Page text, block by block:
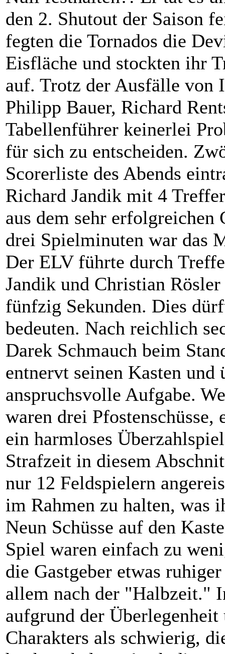
den 2. Shutout der Saison
fegten die Tornados die
Eisfläche und stockten ihr
auf. Trotz der Ausfälle von
Philipp Bauer, Richard
Tabellenführer keinerlei
für sich zu entscheiden.
Scorerliste des Abends
Richard Jandik mit 4
aus dem sehr erfolgreichen
drei Spielminuten war das
Der ELV führte durch
Jandik und Christian
fünfzig Sekunden. Dies
bedeuten. Nach reichlich
Darek Schmauch beim
entnervt seinen Kasten und
anspruchsvolle Aufgabe.
waren drei
ein harmloses
Strafzeit in diesem
nur 12 Feldspielern
im Rahmen zu halten, was
Neun Schüsse auf den
Spiel waren einfach zu
die Gastgeber etwas
allem nach der "Halbzeit."
aufgrund der
Charakters als schwierig,